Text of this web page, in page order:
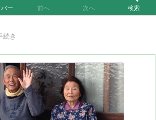
ー 前へ 次へ 検索
続き